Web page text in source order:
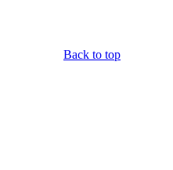
Back to top